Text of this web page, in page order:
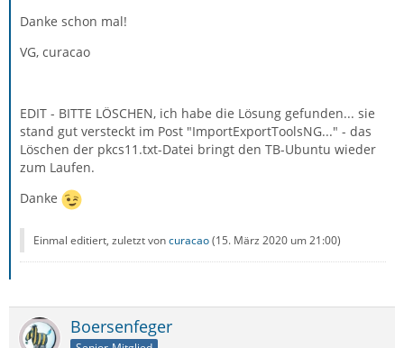
Danke schon mal!
VG, curacao
EDIT - BITTE LÖSCHEN, ich habe die Lösung gefunden... sie
stand gut versteckt im Post "ImportExportToolsNG..." - das
Löschen der pkcs11.txt-Datei bringt den TB-Ubuntu wieder
zum Laufen.
Danke
Einmal editiert, zuletzt voncuracao(15. März 2020 um 21:00)
Boersenfeger